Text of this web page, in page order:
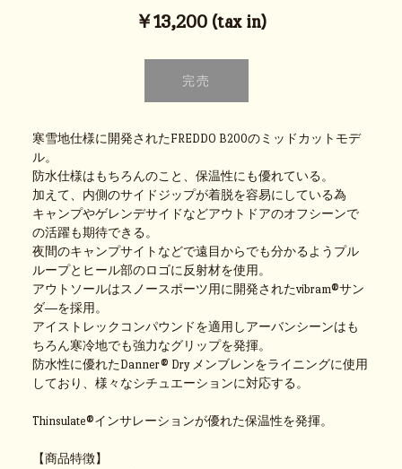
￥13,200 (tax in)
寒雪地仕様に開発されたFREDDO B200のミッドカットモデ
ル。
防水仕様はもちろんのこと、保温性にも優れている。
加えて、内側のサイドジップが着脱を容易にしている為
キャンプやゲレンデサイドなどアウトドアのオフシーンで
の活躍も期待できる。
夜間のキャンプサイトなどで遠目からでも分かるようプル
ループとヒール部のロゴに反射材を使用。
アウトソールはスノースポーツ用に開発されたvibram®サン
ダ―を採用。
アイストレックコンパウンドを適用しアーバンシーンはも
ちろん寒冷地でも強力なグリップを発揮。
防水性に優れたDanner® Dry メンブレンをライニングに使用
しており、様々なシチュエーションに対応する。
Thinsulate®インサレーションが優れた保温性を発揮。
【商品特徴】